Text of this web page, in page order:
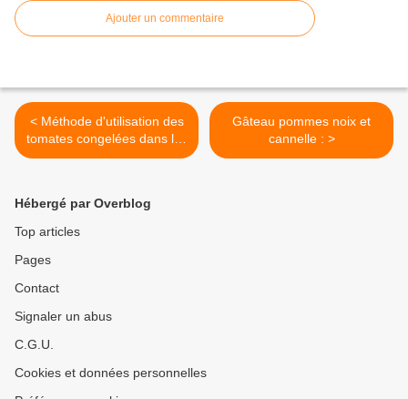
Ajouter un commentaire
< Méthode d'utilisation des
tomates congelées dans les
salades et sandwich : en
Gâteau pommes noix et
cannelle : >
Hébergé par Overblog
Top articles
Pages
Contact
Signaler un abus
C.G.U.
Cookies et données personnelles